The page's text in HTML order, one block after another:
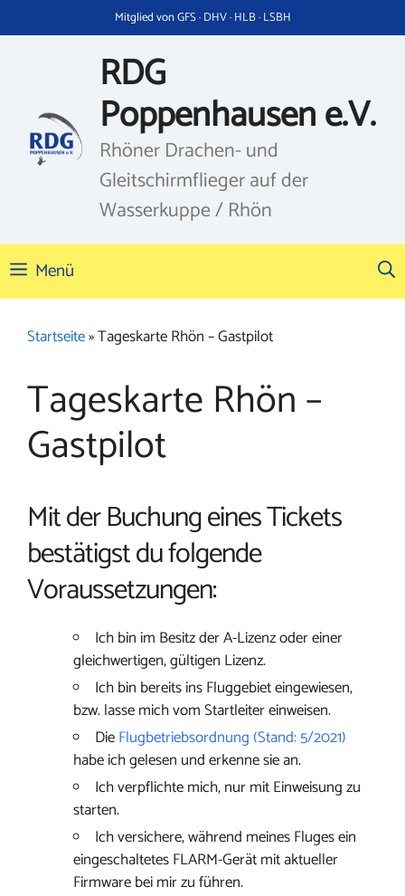
Inhalt
Mitglied von GFS · DHV · HLB · LSBH
RDG
Poppenhausen e.V.
Rhöner Drachen- und
Gleitschirmflieger auf der
Wasserkuppe / Rhön
Menü
Startseite»Tageskarte Rhön – Gastpilot
Tageskarte Rhön –
Gastpilot
Mit der Buchung eines Tickets
bestätigst du folgende
Voraussetzungen:
Ich bin im Besitz der A-Lizenz oder einer
gleichwertigen, gültigen Lizenz.
Ich bin bereits ins Fluggebiet eingewiesen,
bzw. lasse mich vom Startleiter einweisen.
DieFlugbetriebsordnung (Stand: 5/2021)
habe ich gelesen und erkenne sie an.
Ich verpflichte mich, nur mit Einweisung zu
starten.
Ich versichere, während meines Fluges ein
eingeschaltetes FLARM-Gerät mit aktueller
Firmware bei mir zu führen.